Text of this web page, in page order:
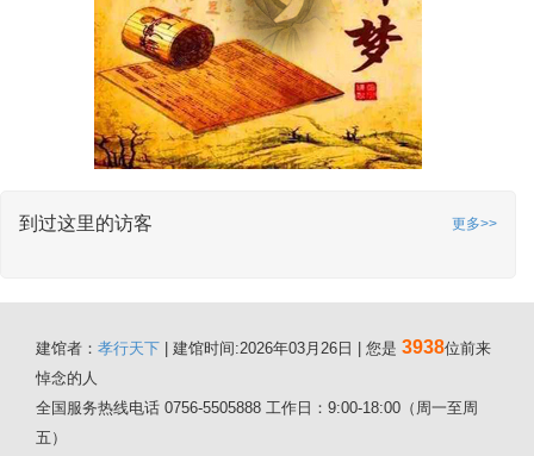
到过这里的访客 更多>>
建馆者： 孝行天下 | 建馆时间:2026年03月26日 | 您是 3938位前来
悼念的人
全国服务热线电话 0756-5505888 工作日：9:00-18:00（周一至周
五）